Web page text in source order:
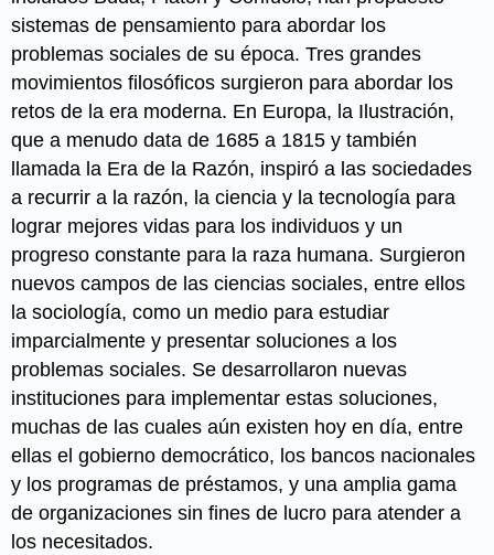
sistemas de pensamiento para abordar los
problemas sociales de su época. Tres grandes
movimientos filosóficos surgieron para abordar los
retos de la era moderna. En Europa, la Ilustración,
que a menudo data de 1685 a 1815 y también
llamada la Era de la Razón, inspiró a las sociedades
a recurrir a la razón, la ciencia y la tecnología para
lograr mejores vidas para los individuos y un
progreso constante para la raza humana. Surgieron
nuevos campos de las ciencias sociales, entre ellos
la sociología, como un medio para estudiar
imparcialmente y presentar soluciones a los
problemas sociales. Se desarrollaron nuevas
instituciones para implementar estas soluciones,
muchas de las cuales aún existen hoy en día, entre
ellas el gobierno democrático, los bancos nacionales
y los programas de préstamos, y una amplia gama
de organizaciones sin fines de lucro para atender a
los necesitados.